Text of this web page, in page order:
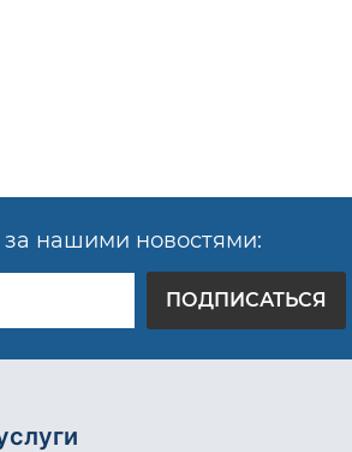
за нашими новостями:
ПОДПИСАТЬСЯ